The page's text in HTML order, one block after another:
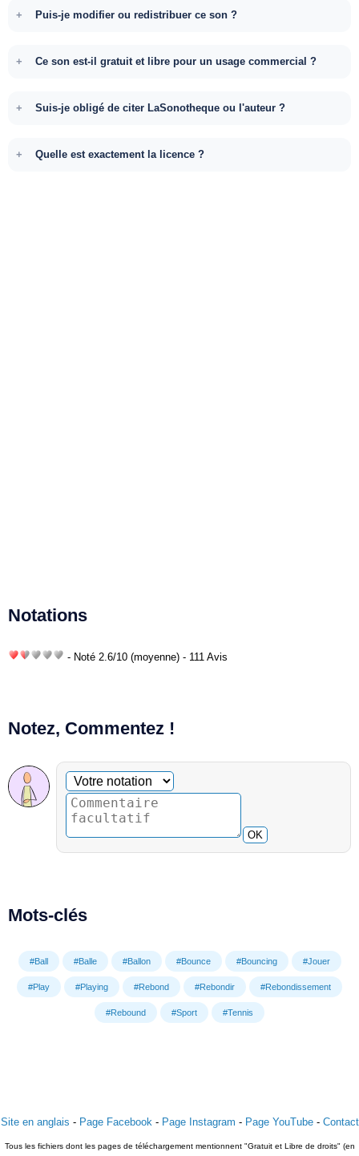
Puis-je modifier ou redistribuer ce son ?
Ce son est-il gratuit et libre pour un usage commercial ?
Suis-je obligé de citer LaSonotheque ou l'auteur ?
Quelle est exactement la licence ?
Notations
- Noté 2.6/10 (moyenne) - 111 Avis
Notez, Commentez !
Commentaire facultatif
Votre notation
OK
Mots-clés
#Ball #Balle #Ballon #Bounce #Bouncing #Jouer
#Play #Playing #Rebond #Rebondir #Rebondissement
#Rebound #Sport #Tennis
Site en anglais - Page Facebook - Page Instagram - Page YouTube- Contact
Tous les fichiers dont les pages de téléchargement mentionnent "Gratuit et Libre de droits" (en